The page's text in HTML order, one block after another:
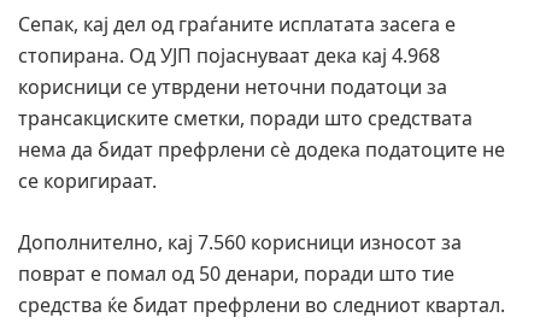
Сепак, кај дел од граѓаните исплатата засега е
стопирана. Од УЈП појаснуваат дека кај 4.968
корисници се утврдени неточни податоци за
трансакциските сметки, поради што средствата
нема да бидат префрлени сè додека податоците не
се коригираат.
Дополнително, кај 7.560 корисници износот за
поврат е помал од 50 денари, поради што тие
средства ќе бидат префрлени во следниот квартал.